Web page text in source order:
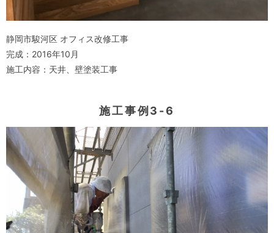
静岡市駿河区 オフィス改修工事
完成：2016年10月
施工内容：天井、壁塗装工事
施工事例3-6